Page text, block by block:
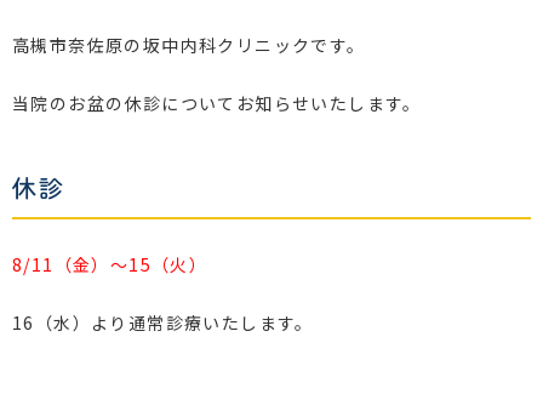
高槻市奈佐原の坂中内科クリニックです。
当院のお盆の休診についてお知らせいたします。
休診
8/11（金）〜15（火）
16（水）より通常診療いたします。